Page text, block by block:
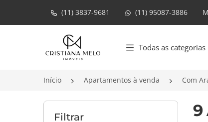
(11) 3837-9681 (11) 95087-3886
Página inicial
Todas as categorias
Início Apartamentos à venda Com
Filtrar 9